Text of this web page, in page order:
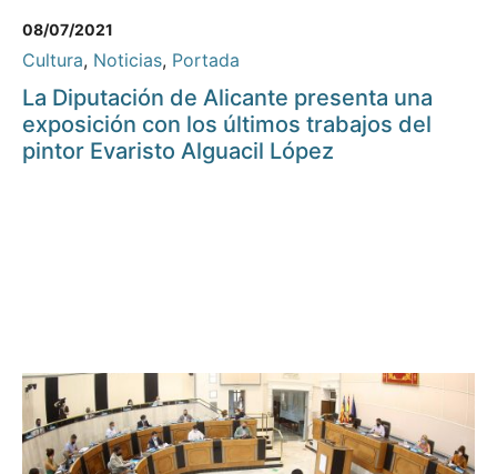
08/07/2021
Cultura, Noticias, Portada
La Diputación de Alicante presenta una
exposición con los últimos trabajos del
pintor Evaristo Alguacil López